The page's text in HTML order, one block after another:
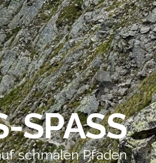
schmalen Pfaden